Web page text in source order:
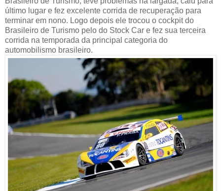
último lugar e fez excelente corrida de recuperação para
terminar em nono. Logo depois ele trocou o cockpit do
Brasileiro de Turismo pelo do Stock Car e fez sua terceira
corrida na temporada da principal categoria do
automobilismo brasileiro.